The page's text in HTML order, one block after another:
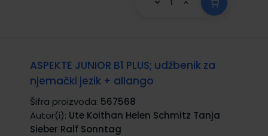
ASPEKTE JUNIOR B1 PLUS; udžbenik za
njemački jezik + allango
Šifra proizvoda: 567568
Autor(i): Ute Koithan Helen Schmitz Tanja
Sieber Ralf Sonntag